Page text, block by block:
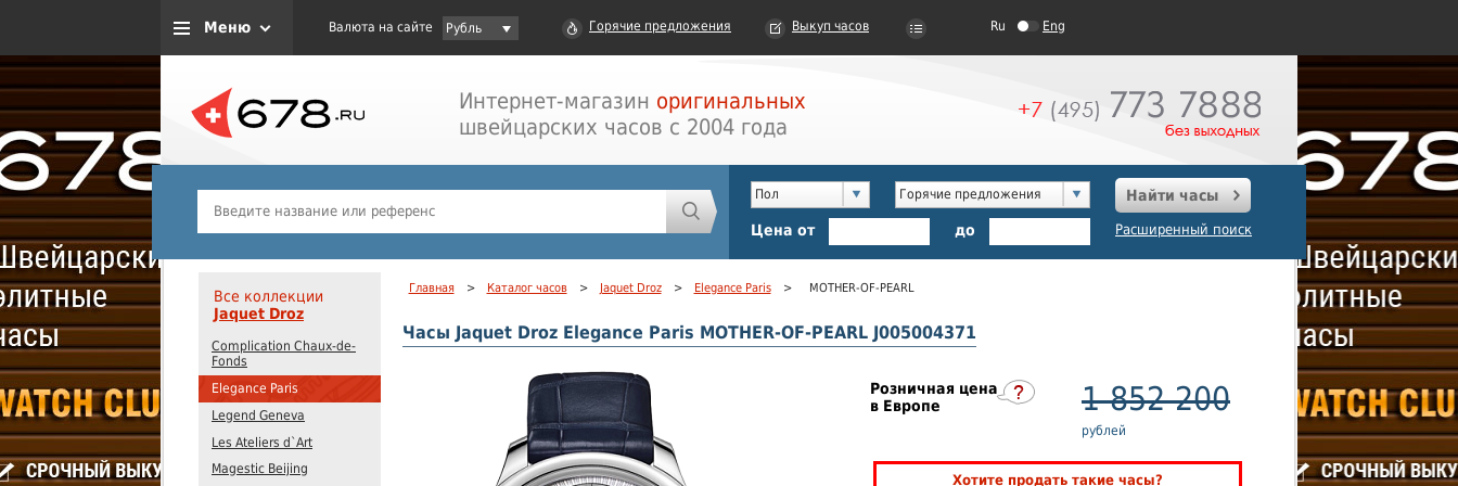
Меню Валюта на сайте Рубль Горячие предложения Выкуп часов Ru Eng
Интернет-магазин оригинальных
швейцарских часов с 2004 года
Пол Горячие предложения
Найти часы
Цена от
до Расширенный поиск
Все коллекции
Jaquet Droz
Complication Chaux-de-
Fonds
Elegance Paris
Legend Geneva
Les Ateliers d`Art
Magestic Beijing
Главная > Каталог часов > Jaquet Droz > Elegance Paris > MOTHER-OF-PEARL
Часы Jaquet Droz Elegance Paris MOTHER-OF-PEARL J005004371
Розничная цена
в Европе
1 852 200
рублей
Хотите продать такие часы?